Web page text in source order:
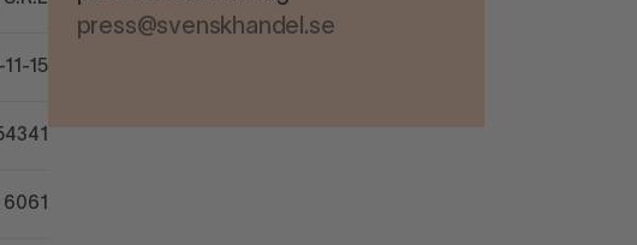
15
press@svenskhandel.se